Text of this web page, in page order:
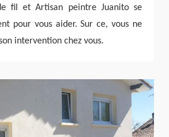
fil et Artisan peintre Juanito se
pour vous aider. Sur ce, vous ne
intervention chez vous.